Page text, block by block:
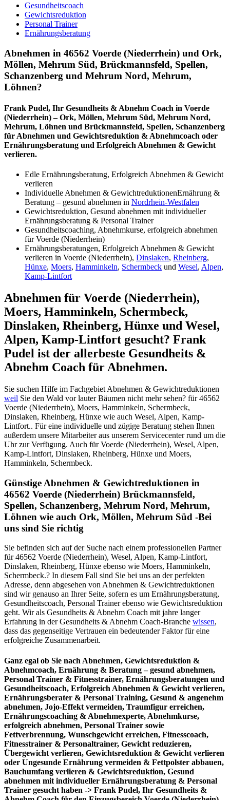
Gesundheitscoach
Gewichtsreduktion
Personal Trainer
Ernährungsberatung
Abnehmen in 46562 Voerde (Niederrhein) und Ork,
Möllen, Mehrum Süd, Brückmannsfeld, Spellen,
Schanzenberg und Mehrum Nord, Mehrum,
Löhnen?
Frank Pudel, Ihr Gesundheits & Abnehm Coach in Voerde
(Niederrhein) – Ork, Möllen, Mehrum Süd, Mehrum Nord,
Mehrum, Löhnen und Brückmannsfeld, Spellen, Schanzenberg
für Abnehmen und Gewichtsreduktion & Abnehmcoach oder
Ernährungsberatung und Erfolgreich Abnehmen & Gewicht
verlieren.
Edle Ernährungsberatung, Erfolgreich Abnehmen & Gewicht
verlieren
Individuelle Abnehmen & GewichtreduktionenErnährung &
Beratung – gesund abnehmen in Nordrhein-Westfalen
Gewichtsreduktion, Gesund abnehmen mit individueller
Ernährungsberatung & Personal Trainer
Gesundheitscoaching, Abnehmkurse, erfolgreich abnehmen
für Voerde (Niederrhein)
Ernährungsberatungen, Erfolgreich Abnehmen & Gewicht
verlieren in Voerde (Niederrhein), Dinslaken, Rheinberg,
Hünxe, Moers, Hamminkeln, Schermbeck und Wesel, Alpen,
Kamp-Lintfort
Abnehmen für Voerde (Niederrhein),
Moers, Hamminkeln, Schermbeck,
Dinslaken, Rheinberg, Hünxe und Wesel,
Alpen, Kamp-Lintfort gesucht? Frank
Pudel ist der allerbeste Gesundheits &
Abnehm Coach für Abnehmen.
Sie suchen Hilfe im Fachgebiet Abnehmen & Gewichtreduktionen
weil Sie den Wald vor lauter Bäumen nicht mehr sehen? für 46562
Voerde (Niederrhein), Moers, Hamminkeln, Schermbeck,
Dinslaken, Rheinberg, Hünxe wie auch Wesel, Alpen, Kamp-
Lintfort.. Für eine individuelle und zügige Beratung stehen Ihnen
außerdem unsere Mitarbeiter aus unserem Servicecenter rund um die
Uhr zur Verfügung. Auch für Voerde (Niederrhein), Wesel, Alpen,
Kamp-Lintfort, Dinslaken, Rheinberg, Hünxe und Moers,
Hamminkeln, Schermbeck.
Günstige Abnehmen & Gewichtreduktionen in
46562 Voerde (Niederrhein) Brückmannsfeld,
Spellen, Schanzenberg, Mehrum Nord, Mehrum,
Löhnen wie auch Ork, Möllen, Mehrum Süd -Bei
uns sind Sie richtig
Sie befinden sich auf der Suche nach einem professionellen Partner
für 46562 Voerde (Niederrhein), Wesel, Alpen, Kamp-Lintfort,
Dinslaken, Rheinberg, Hünxe ebenso wie Moers, Hamminkeln,
Schermbeck.? In diesem Fall sind Sie bei uns an der perfekten
Adresse, denn abgesehen von Abnehmen & Gewichtreduktionen
sind wir genauso an Ihrer Seite, sofern es um Ernährungsberatung,
Gesundheitscoach, Personal Trainer ebenso wie Gewichtsreduktion
geht. Wir als Gesundheits & Abnehm Coach mit jahre langer
Erfahrung in der Gesundheits & Abnehm Coach-Branche wissen,
dass das gegenseitige Vertrauen ein bedeutender Faktor für eine
erfolgreiche Zusammenarbeit.
Ganz egal ob Sie nach Abnehmen, Gewichtsreduktion &
Abnehmcoach, Ernährung & Beratung – gesund abnehmen,
Personal Trainer & Fitnesstrainer, Ernährungsberatungen und
Gesundheitscoach, Erfolgreich Abnehmen & Gewicht verlieren,
Ernährungsberater & Personal Training, Gesund & angenehm
abnehmen, Jojo-Effekt vermeiden, Traumfigur erreichen,
Ernährungscoaching & Abnehmexperte, Abnehmkurse,
erfolgreich abnehmen, Personal Trainer sowie
Fettverbrennung, Wunschgewicht erreichen, Fitnesscoach,
Fitnesstrainer & Personaltrainer, Gewicht reduzieren,
Übergewicht verlieren, Gewichtsreduktion & Gewicht verlieren
oder Ungesunde Ernährung vermeiden & Fettpolster abbauen,
Bauchumfang verlieren & Gewichtsreduktion, Gesund
abnehmen mit individueller Ernährungsberatung & Personal
Trainer gesucht haben -> Frank Pudel, Ihr Gesundheits &